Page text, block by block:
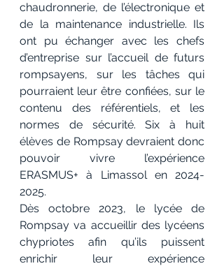
chaudronnerie, de l’électronique et
de la maintenance industrielle. Ils
ont pu échanger avec les chefs
d’entreprise sur l’accueil de futurs
rompsayens, sur les tâches qui
pourraient leur être confiées, sur le
contenu des référentiels, et les
normes de sécurité. Six à huit
élèves de Rompsay devraient donc
pouvoir vivre l’expérience
ERASMUS+ à Limassol en 2024-
2025.
Dès octobre 2023, le lycée de
Rompsay va accueillir des lycéens
chypriotes afin qu’ils puissent
enrichir leur expérience